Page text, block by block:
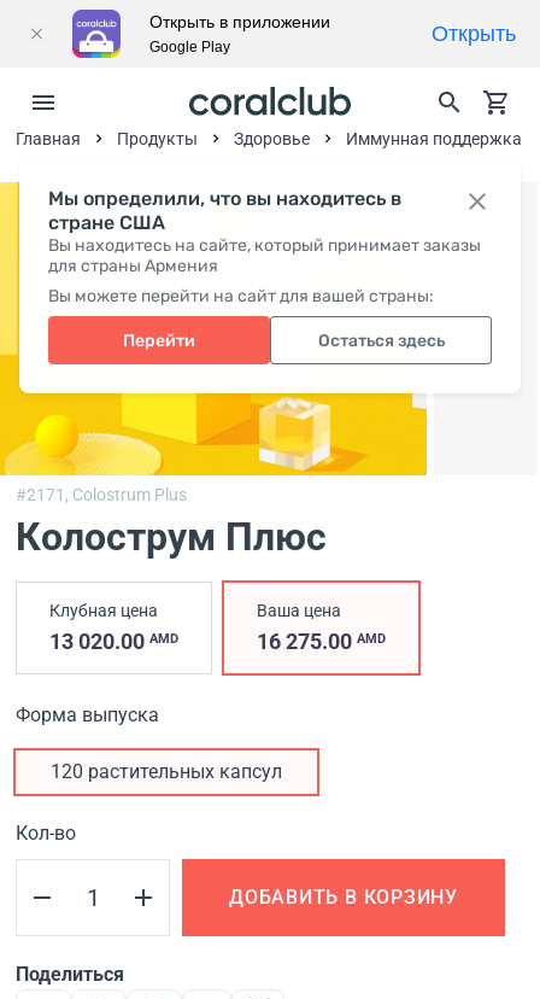
Мы определили, что вы находитесь в
стране США
Вы находитесь на сайте, который принимает заказы
для страны Армения
Вы можете перейти на сайт для вашей страны:
Перейти Остаться здесь
Главная Продукты Здоровье Иммунная поддержка
#2171, Colostrum Plus
Колострум Плюс
Клубная цена
13 020.00 AMD
Ваша цена
16 275.00AMD
Форма выпуска
120 растительных капсул
Кол-во
ДОБАВИТЬ В КОРЗИНУ
Поделиться
Открыть в приложении
Google Play
Открыть